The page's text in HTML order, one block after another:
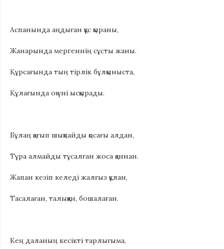
Аспанында аңдыған құс қыраны,
Жанарында мергеннің сұсты жаны.
Құрсағында тың тірлік бұлқыныста,
Құлағында оқ үні ысқырады.
Бұлаң қағып шықпайды қосағы алдан,
Тұра алмайды тұсалған жоса қаннан.
Жапан кезіп келеді жалғыз құлан,
Тасалаған, талыққан, бошалаған.
Кең даланың кесікті тарлығыма,